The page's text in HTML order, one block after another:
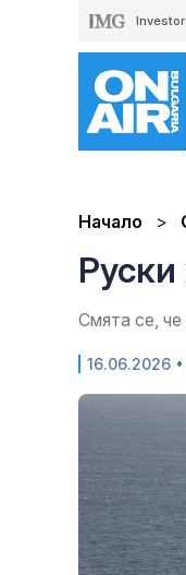
Investor
Начало
Смята се,
16.06.2026